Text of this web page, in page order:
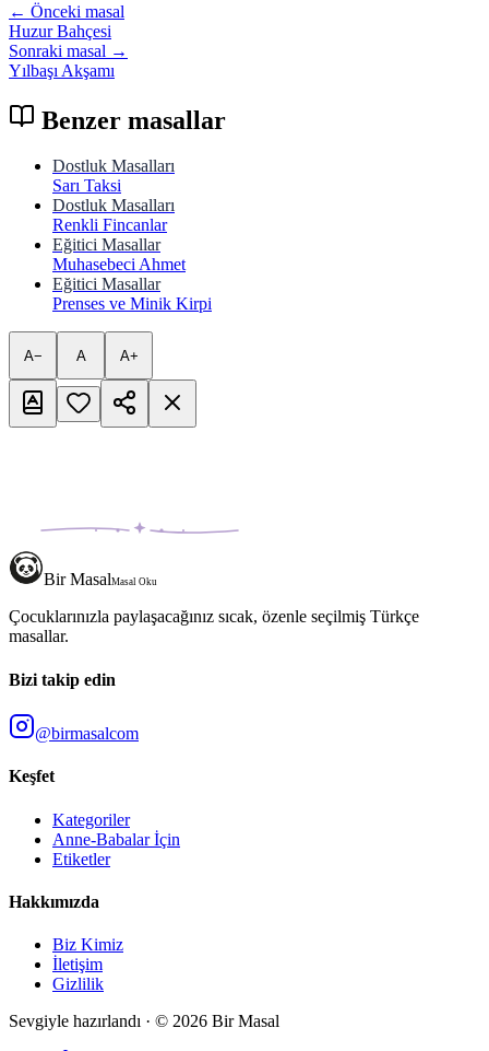
← Önceki masal
Huzur Bahçesi
Sonraki masal →
Yılbaşı Akşamı
Benzer masallar
Dostluk Masalları
Sarı Taksi
Dostluk Masalları
Renkli Fincanlar
Eğitici Masallar
Muhasebeci Ahmet
Eğitici Masallar
Prenses ve Minik Kirpi
A− A A+
Bir MasalMasal Oku
Çocuklarınızla paylaşacağınız sıcak, özenle seçilmiş Türkçe
masallar.
Bizi takip edin
@birmasalcom
Keşfet
Kategoriler
Anne-Babalar İçin
Etiketler
Hakkımızda
Biz Kimiz
İletişim
Gizlilik
Sevgiyle hazırlandı · © 2026 Bir Masal